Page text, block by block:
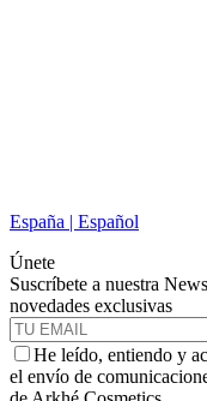
España | Español
Únete
Suscríbete a nuestra
novedades exclusivas
He leído, entiendo y
el envío de